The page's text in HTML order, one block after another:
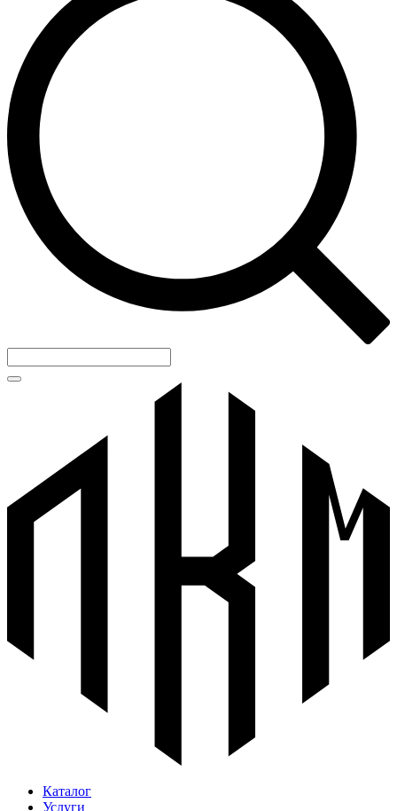
Каталог
Услуги